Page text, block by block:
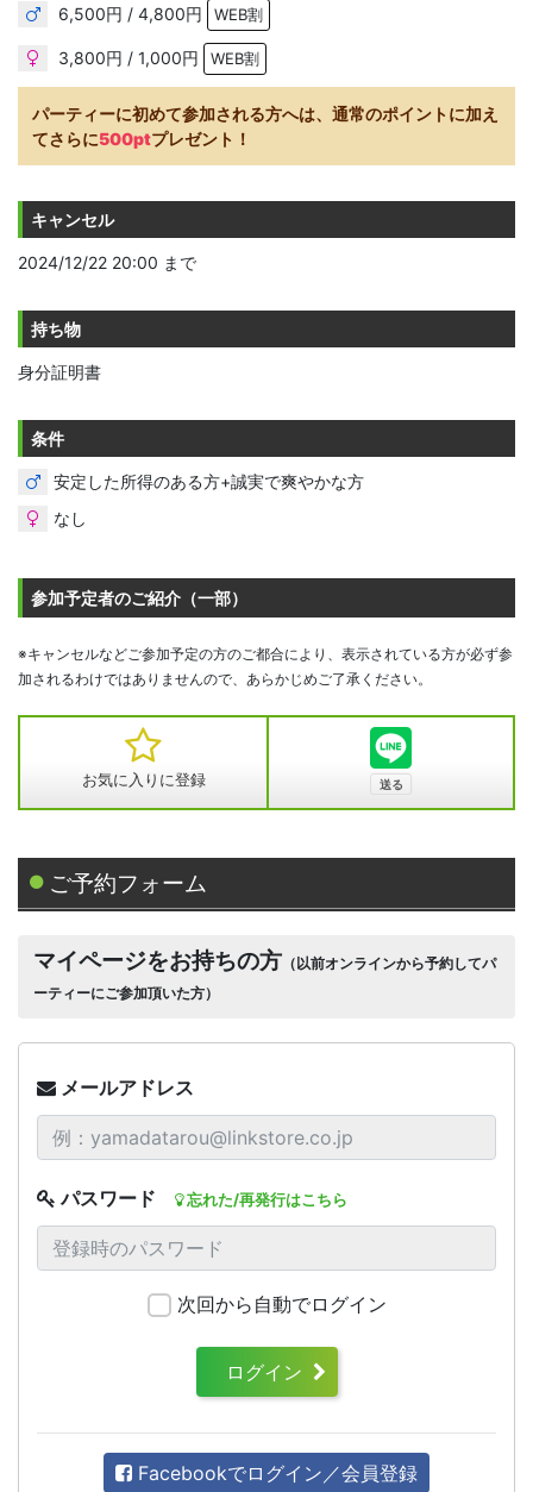
6,500円 / 4,800円 WEB割
3,800円 / 1,000円 WEB割
パーティーに初めて参加される方へは、通常のポイントに加え
てさらに500ptプレゼント！
キャンセル
2024/12/22 20:00 まで
持ち物
身分証明書
条件
安定した所得のある方+誠実で爽やかな方
なし
参加予定者のご紹介（一部）
※キャンセルなどご参加予定の方のご都合により、表示されている方が必ず参
加されるわけではありませんので、あらかじめご了承ください。
お気に入りに登録
ご予約フォーム
マイページをお持ちの方 （以前オンラインから予約してパ
ーティーにご参加頂いた方）
メールアドレス
パスワード 忘れた/再発行はこちら
次回から自動でログイン
ログイン
Facebookでログイン／会員登録